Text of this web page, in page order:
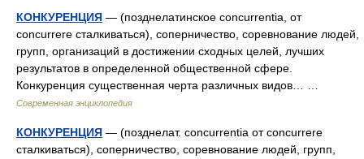
КОНКУРЕНЦИЯ — (позднелатинское concurrentia, от
concurrere сталкиваться), соперничество, соревнование людей,
групп, организаций в достижении сходных целей, лучших
результатов в определенной общественной сфере.
Конкуренция существенная черта различных видов… …
Современная энциклопедия
КОНКУРЕНЦИЯ — (позднелат. concurrentia от concurrere
сталкиваться), соперничество, соревнование людей, групп,